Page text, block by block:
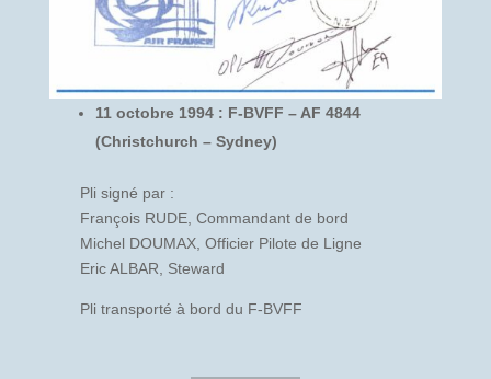
11 octobre 1994 : F-BVFF – AF 4844
(Christchurch – Sydney)
Pli signé par :
François RUDE, Commandant de bord
Michel DOUMAX, Officier Pilote de Ligne
Eric ALBAR, Steward
Pli transporté à bord du F-BVFF